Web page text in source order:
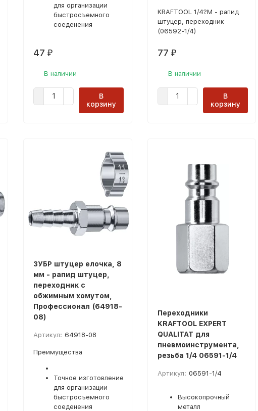
для организации
быстросъемного
соеденения
47 ₽
В наличии
В
корзину
KRAFTOOL 1/4?M - рапид
штуцер, переходник
(06592-1/4)
77 ₽
В наличии
В
корзину
ЗУБР штуцер елочка, 8
мм - рапид штуцер,
переходник с
обжимным хомутом,
Профессионал (64918-
08)
Артикул: 64918-08
Преимущества
Точное изготовление
для организации
быстросъемного
соеденения
Переходники
KRAFTOOL EXPERT
QUALITAT для
пневмоинструмента,
резьба 1/4 06591-1/4
Артикул: 06591-1/4
Высокопрочный
металл